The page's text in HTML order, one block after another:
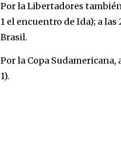
Por la Libertadores
1 el encuentro de Ida); a
Brasil.
Por la Copa Sudamericana,
1).